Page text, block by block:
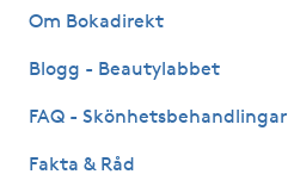
Gruppträning
Gua Sha-massage
H
Hatha Yoga
Om Bokadirekt
Blogg - Beautylabbet
FAQ - Skönhetsbehandlingar
Fakta & Råd